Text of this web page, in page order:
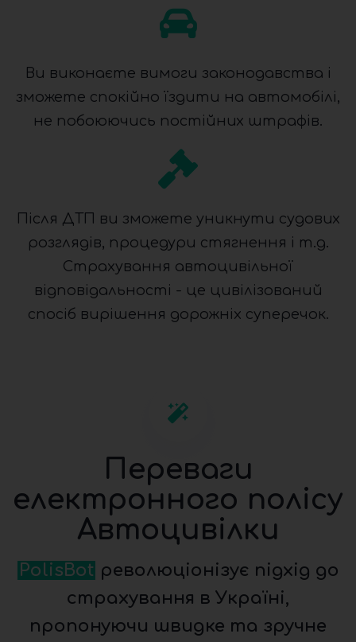
Ви виконаєте вимоги законодавства і
зможете спокійно їздити на автомобілі,
не побоюючись постійних штрафів.
Після ДТП ви зможете уникнути судових
розглядів, процедури стягнення і т.д.
Страхування автоцивільної
відповідальності - це цивілізований
спосіб вирішення дорожніх суперечок.
Переваги
електронного полісу
Автоцивілки
PolisBot революціонізує підхід до
страхування в Україні,
пропонуючи швидке та зручне